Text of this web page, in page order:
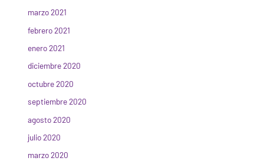
marzo 2021
febrero 2021
enero 2021
diciembre 2020
octubre 2020
septiembre 2020
agosto 2020
julio 2020
marzo 2020